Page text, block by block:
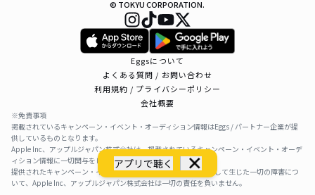
アプリで聴く
© TOKYU CORPORATION.
Eggsについて
よくある質問 / お問い合わせ
利用規約 / プライバシーポリシー
会社概要
※免責事項
掲載されているキャンペーン・イベント・オーディション情報はEggs / パートナー企業が提
供しているものとなります。
Apple Inc、アップルジャパン株式会社は、掲載されているキャンペーン・イベント・オーデ
ィション情報に一切関与をしておりません。
提供されたキャンペーン・イベント・オーディション情報を利用して生じた一切の障害につ
いて、Apple Inc、アップルジャパン株式会社は一切の責任を負いません。